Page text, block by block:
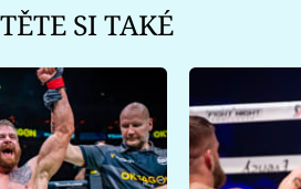
SI TAKÉ